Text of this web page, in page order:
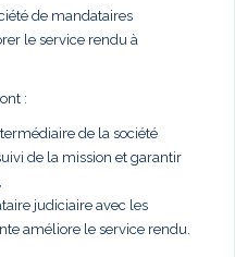
de mandataires
le service rendu à
:
de la société
de la mission et garantir
judiciaire avec les
améliore le service rendu.